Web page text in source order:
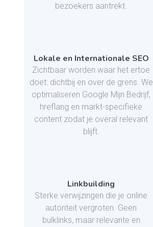
bezoekers aantrekt.
Lokale en Internationale SEO
Zichtbaar worden waar het ertoe
doet: dichtbij en over de grens. We
optimaliseren Google Mijn Bedrijf,
hreflang en markt-specifieke
content zodat je overal relevant
blijft.
Linkbuilding
Sterke verwijzingen die je online
autoriteit vergroten. Geen
bulklinks, maar relevante en